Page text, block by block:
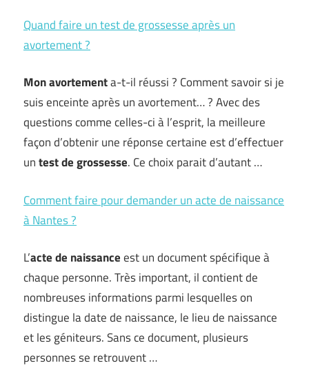
Quand faire un test de grossesse après un
avortement ?
Mon avortementa-t-il réussi ? Comment savoir si je
suis enceinte après un avortement… ? Avec des
questions comme celles-ci à l’esprit, la meilleure
façon d’obtenir une réponse certaine est d’effectuer
untest de grossesse. Ce choix parait d’autant …
Comment faire pour demander un acte de naissance
à Nantes ?
L’acte de naissanceest un document spécifique à
chaque personne. Très important, il contient de
nombreuses informations parmi lesquelles on
distingue la date de naissance, le lieu de naissance
et les géniteurs. Sans ce document, plusieurs
personnes se retrouvent …